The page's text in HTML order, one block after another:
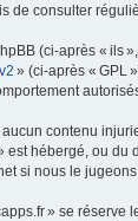
de consulter
(ci-après « ils
» (ci-après « GPL
contenu
est hébergé, ou
si nous le
» se réserve